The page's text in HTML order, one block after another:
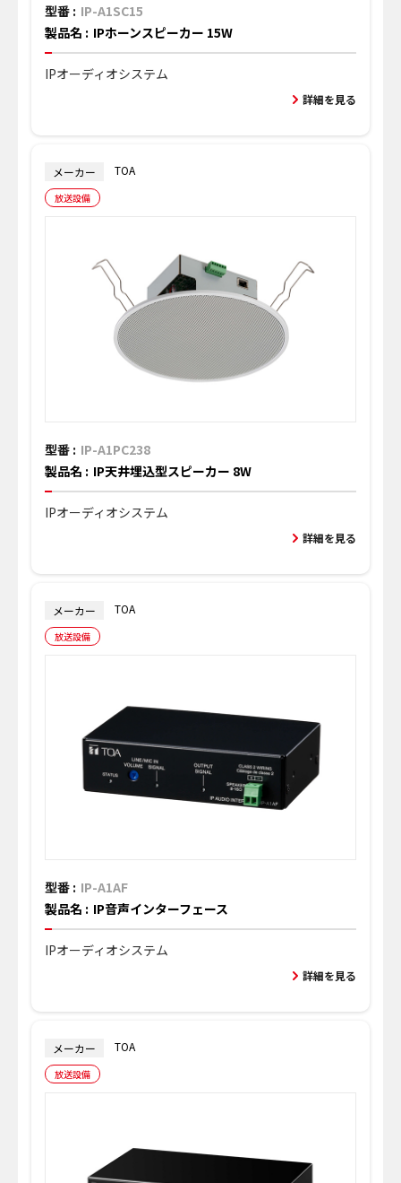
型番 : IP-A1SC15
製品名 : IPホーンスピーカー 15W
IPオーディオシステム
詳細を見る
メーカー TOA
放送設備
型番 : IP-A1PC238
製品名 : IP天井埋込型スピーカー 8W
IPオーディオシステム
詳細を見る
メーカー TOA
放送設備
型番 : IP-A1AF
製品名 : IP音声インターフェース
IPオーディオシステム
詳細を見る
メーカー TOA
放送設備